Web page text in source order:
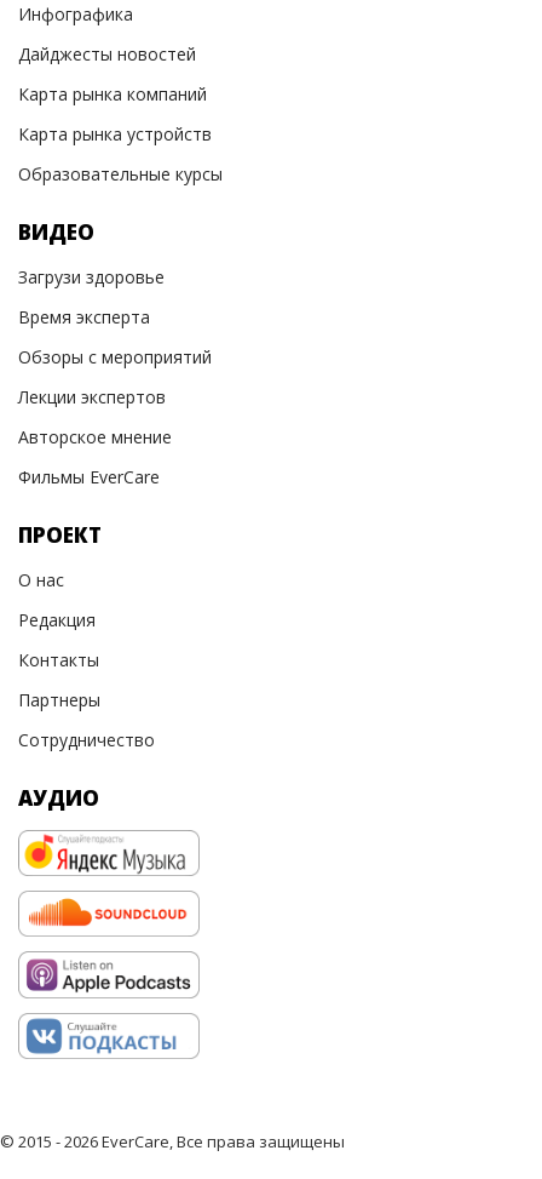
Инфографика
Дайджесты новостей
Карта рынка компаний
Карта рынка устройств
Образовательные курсы
ВИДЕО
Загрузи здоровье
Время эксперта
Обзоры с мероприятий
Лекции экспертов
Авторское мнение
Фильмы EverCare
ПРОЕКТ
О нас
Редакция
Контакты
Партнеры
Сотрудничество
АУДИО
© 2015 - 2026 EverCare, Все права защищены